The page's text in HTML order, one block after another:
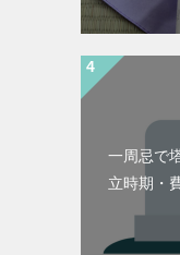
一周忌で
立時期・